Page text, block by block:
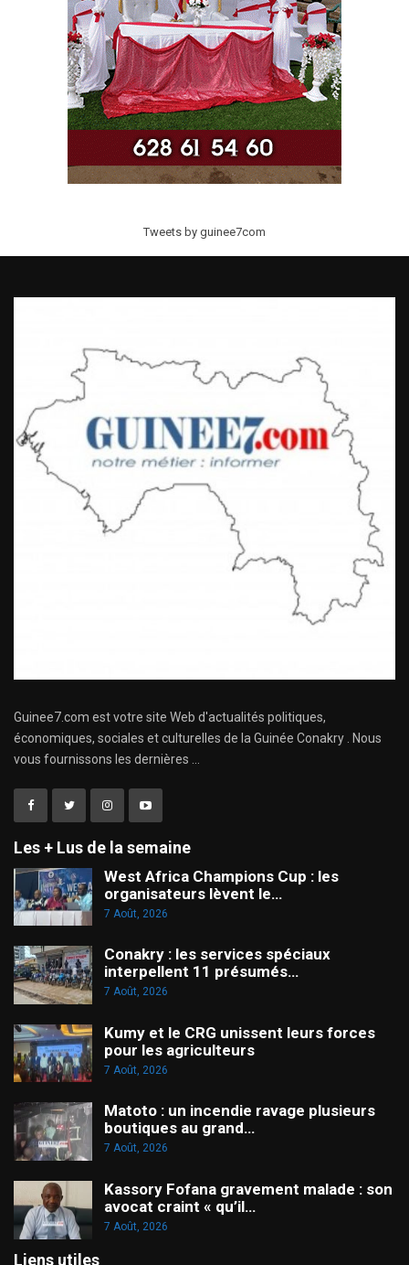
Tweets by guinee7com
Guinee7.com est votre site Web d'actualités politiques,
économiques, sociales et culturelles de la Guinée Conakry . Nous
vous fournissons les dernières ...
Les + Lus de la semaine
West Africa Champions Cup : les
organisateurs lèvent le…
7 Août, 2026
Conakry : les services spéciaux
interpellent 11 présumés…
7 Août, 2026
Kumy et le CRG unissent leurs forces
pour les agriculteurs
7 Août, 2026
Matoto : un incendie ravage plusieurs
boutiques au grand…
7 Août, 2026
Kassory Fofana gravement malade : son
avocat craint « qu’il…
7 Août, 2026
Liens utiles